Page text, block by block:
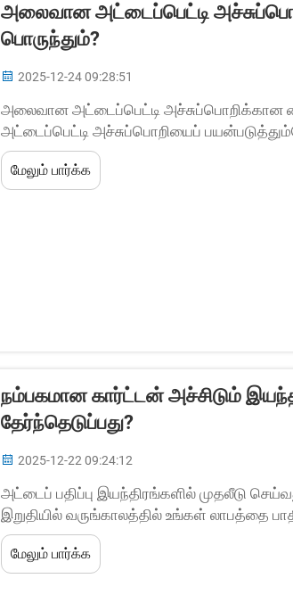
அலைவான அட்டைப்பெட்டி
பொருந்தும்?
2025-12-24 09:28:51
அலைவான அட்டைப்பெட்டி அச்சுப்பொறிக்கான
அட்டைப்பெட்டி அச்சுப்பொறியைப்
மையைத் தேர்ந்தெடுப்பது அவசியம். அலைவான
உறிஞ்சுதிறன் கொண்டதாகவும், வெவ்வேறு f...
மேலும் பார்க்க
நம்பகமான கார்ட்டன் அச்சிடும்
தேர்ந்தெடுப்பது?
2025-12-22 09:24:12
அட்டைப் பதிப்பு இயந்திரங்களில் முதலீடு
இறுதியில் வருங்காலத்தில் உங்கள் லாபத்தை
எனவே, சரியான அட்டைப் பதிப்பு இயந்திர
மேலும் பார்க்க